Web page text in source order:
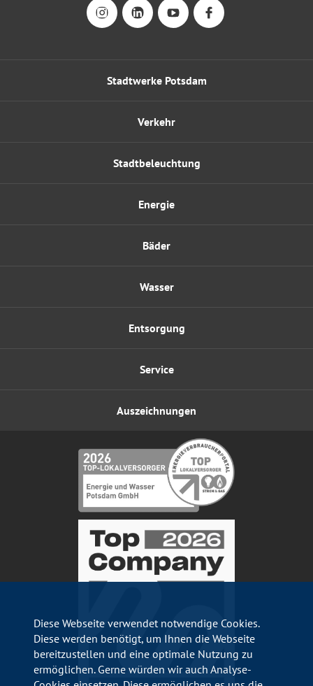
Stadtwerke Potsdam
Energie
Wasser
Verkehr
Bäder
Entsorgung
Stadtbeleuchtung
Service
Auszeichnungen
Diese Webseite verwendet notwendige Cookies.
Diese werden benötigt, um Ihnen die Webseite
bereitzustellen und eine optimale Nutzung zu
ermöglichen. Gerne würden wir auch Analyse-